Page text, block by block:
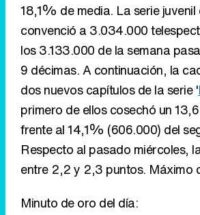
18,1% de media. La serie juvenil
convenció a 3.034.000
los 3.133.000 de la semana
9 décimas. A continuación, la
dos nuevos capítulos de la serie '
primero de ellos cosechó un
frente al 14,1% (606.000) del
Respecto al pasado miércoles,
entre 2,2 y 2,3 puntos. Máximo
Minuto de oro del día: